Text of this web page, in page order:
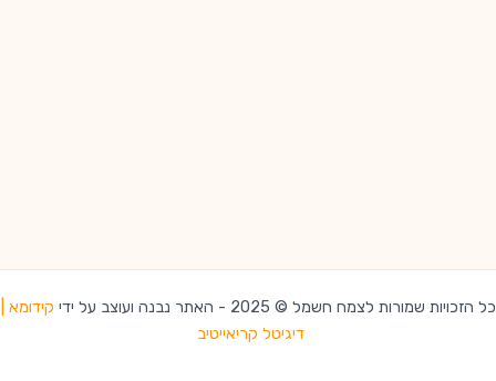
כל הזכויות שמורות לצמח חשמל © 2025 - האתר נבנה ועוצב על ידי
קידומא |
דיגיטל קריאייטיב